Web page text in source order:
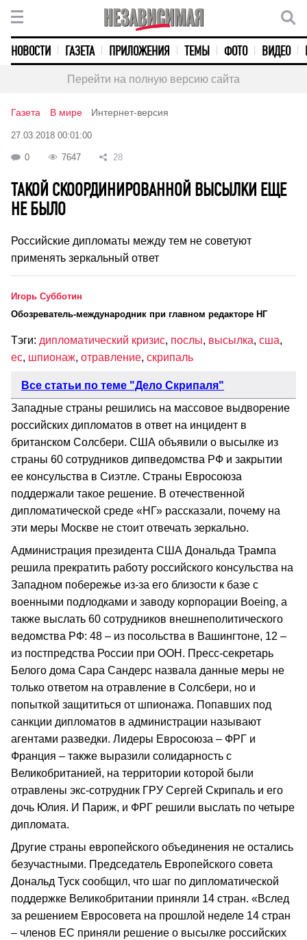
НОВОСТИ ГАЗЕТА ПРИЛОЖЕНИЯ ТЕМЫ ФОТО ВИДЕО
Перейти на полную версию сайта
Газета В мире Интернет-версия
27.03.2018 00:01:00
0 7647 28
ТАКОЙ СКООРДИНИРОВАННОЙ ВЫСЫЛКИ ЕЩЕ
НЕ БЫЛО
Российские дипломаты между тем не советуют
применять зеркальный ответ
Игорь Субботин
Обозреватель-международник при главном редакторе НГ
Тэги: дипломатический кризис, послы, высылка, сша,
ес, шпионаж, отравление, скрипаль
Все статьи по теме "Дело Скрипаля"
Западные страны решились на массовое выдворение
российских дипломатов в ответ на инцидент в
британском Солсбери. США объявили о высылке из
страны 60 сотрудников дипведомства РФ и закрытии
ее консульства в Сиэтле. Страны Евросоюза
поддержали такое решение. В отечественной
дипломатической среде «НГ» рассказали, почему на
эти меры Москве не стоит отвечать зеркально.
Администрация президента США Дональда Трампа
решила прекратить работу российского консульства на
Западном побережье из-за его близости к базе с
военными подлодками и заводу корпорации Boeing, а
также выслать 60 сотрудников внешнеполитического
ведомства РФ: 48 – из посольства в Вашингтоне, 12 –
из постпредства России при ООН. Пресс-секретарь
Белого дома Сара Сандерс назвала данные меры не
только ответом на отравление в Солсбери, но и
попыткой защититься от шпионажа. Попавших под
санкции дипломатов в администрации называют
агентами разведки. Лидеры Евросоюза – ФРГ и
Франция – также выразили солидарность с
Великобританией, на территории которой были
отравлены экс-сотрудник ГРУ Сергей Скрипаль и его
дочь Юлия. И Париж, и ФРГ решили выслать по четыре
дипломата.
Другие страны европейского объединения не остались
безучастными. Председатель Европейского совета
Дональд Туск сообщил, что шаг по дипломатической
поддержке Великобритании приняли 14 стран. «Вслед
за решением Евросовета на прошлой неделе 14 стран
– членов ЕС приняли решение о высылке российских